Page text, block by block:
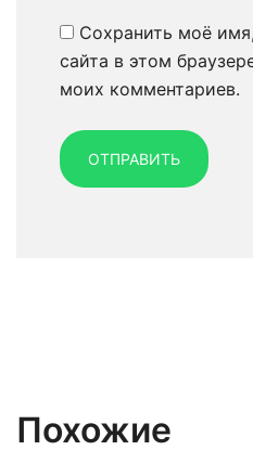
Сохранить моё
сайта в этом
моих комментариев.
Похожие